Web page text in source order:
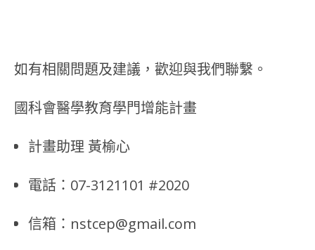
如有相關問題及建議，歡迎與我們聯繫。
國科會醫學教育學門增能計畫
計畫助理 黃榆心
電話：07-3121101 #2020
信箱：nstcep@gmail.com